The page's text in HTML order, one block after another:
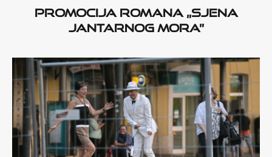
Promocija romana „Sjena
Jantarnog mora”